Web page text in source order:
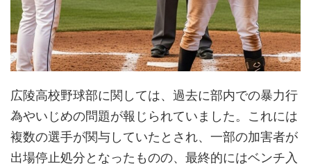
広陵高校野球部に関しては、過去に部内での暴力行
為やいじめの問題が報じられていました。これには
複数の選手が関与していたとされ、一部の加害者が
出場停止処分となったものの、最終的にはベンチ入